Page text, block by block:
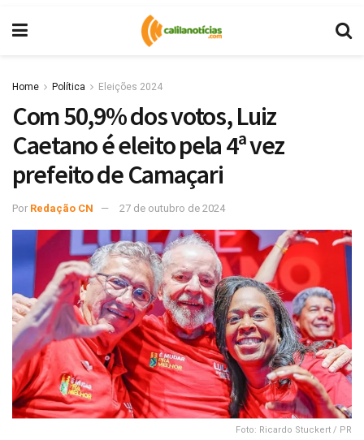
Home Política Eleições 2024
Com 50,9% dos votos, Luiz
Caetano é eleito pela 4ª vez
prefeito de Camaçari
Por Redação CN 27 de outubro de 2024
Foto: Ricardo Stuckert / PR